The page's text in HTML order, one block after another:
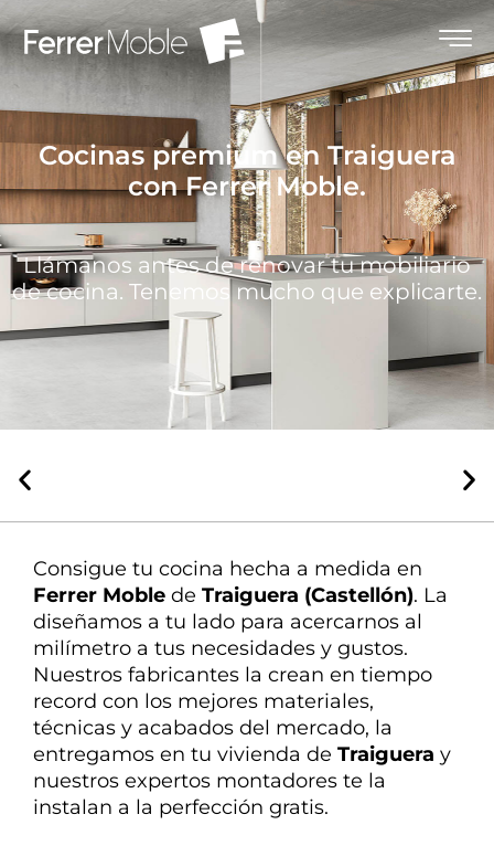
Cocinas premium en Traiguera
con Ferrer Moble.
Llámanos antes de renovar tu mobiliario
de cocina. Tenemos mucho que explicarte.
La mejor atención
decoración te ayuda en todo
Consigue tu cocina hecha a medida en
Ferrer Moble de Traiguera (Castellón). La
diseñamos a tu lado para acercarnos al
milímetro a tus necesidades y gustos.
Nuestros fabricantes la crean en tiempo
record con los mejores materiales,
técnicas y acabados del mercado, la
entregamos en tu vivienda de Traiguera y
nuestros expertos montadores te la
instalan a la perfección gratis.